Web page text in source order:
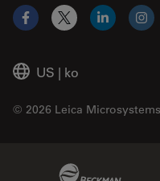
US | ko
© 2026 Leica Microsystems
Facebook
X LinkedIn